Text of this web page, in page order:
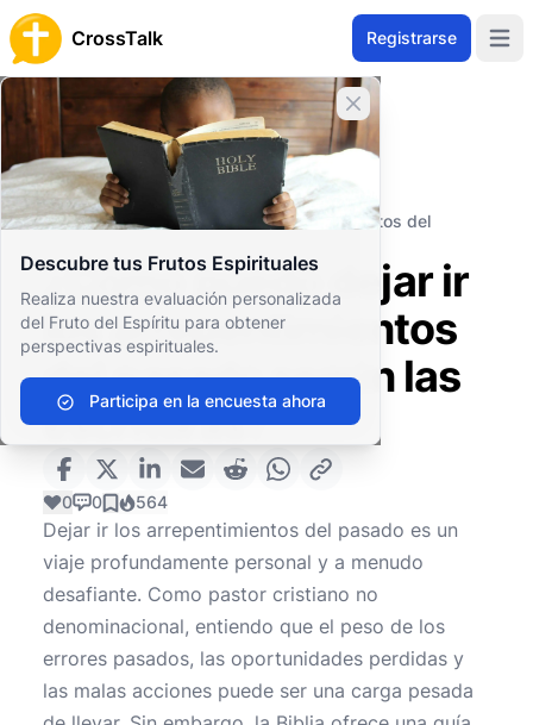
CrossTalk Registrarse
Cerrar banner
Descubre tus Frutos Espirituales
Realiza nuestra evaluación personalizada
del Fruto del Espíritu para obtener
perspectivas espirituales.
Participa en la encuesta ahora
Inicio
Archivo de Preguntas
Vida Cristiana
Ética y Moral
¿Cómo puedo dejar ir los arrepentimientos del
¿Cómo puedo dejar ir
los arrepentimientos
del pasado según las
escrituras?
0 0 564
Dejar ir los arrepentimientos del pasado es un
viaje profundamente personal y a menudo
desafiante. Como pastor cristiano no
denominacional, entiendo que el peso de los
errores pasados, las oportunidades perdidas y
las malas acciones puede ser una carga pesada